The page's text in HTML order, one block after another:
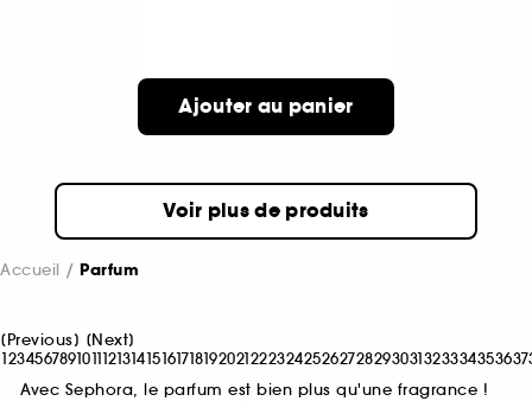
Ajouter au panier
Voir plus de produits
Accueil Parfum
[Previous] [Next]
12345678910111213141516171819202122232425262728293031323334353637
Avec Sephora, le parfum est bien plus qu'une fragrance !